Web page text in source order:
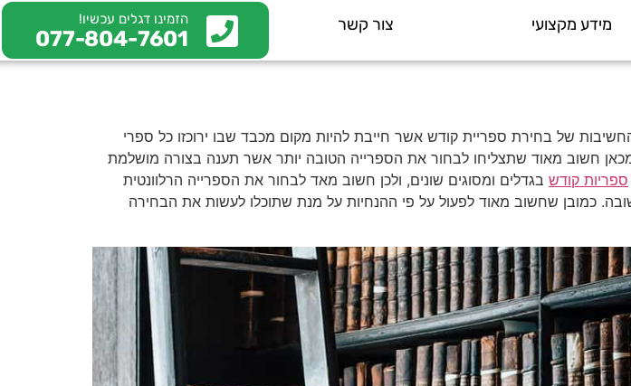
מידע מקצועי צור קשר הזמינו דגלים עכשיו!
077-804-7601
של בחירת ספריית קודש אשר חייבת להיות מקום מכבד שבו ירוכזו כל ספרי
חשוב מאוד שתצליחו לבחור את הספרייה הטובה יותר אשר תענה בצורה מושלמת
ספריות קודש בגדלים ומסוגים שונים, ולכן חשוב מאד לבחור את הספרייה הרלוונטית
כמובן שחשוב מאוד לפעול על פי ההנחיות על מנת שתוכלו לעשות את הבחירה